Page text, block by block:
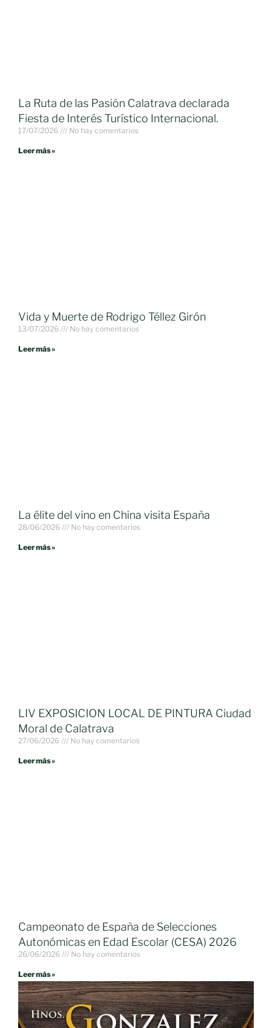
La Ruta de las Pasión Calatrava declarada
Fiesta de Interés Turístico Internacional.
17/07/2026 No hay comentarios
Leer más »
Vida y Muerte de Rodrigo Téllez Girón
13/07/2026 No hay comentarios
Leer más »
La élite del vino en China visita España
28/06/2026 No hay comentarios
Leer más »
LIV EXPOSICION LOCAL DE PINTURA Ciudad
Moral de Calatrava
27/06/2026 No hay comentarios
Leer más »
Campeonato de España de Selecciones
Autonómicas en Edad Escolar (CESA) 2026
26/06/2026 No hay comentarios
Leer más »